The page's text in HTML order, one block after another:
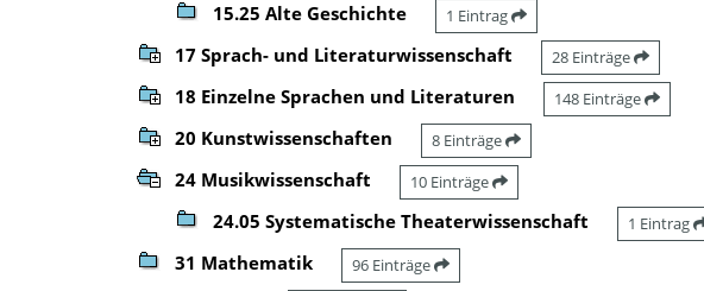
15.25 Alte Geschichte 1 Eintrag
17 Sprach- und Literaturwissenschaft 28 Einträge
18 Einzelne Sprachen und Literaturen 148 Einträge
20 Kunstwissenschaften 8 Einträge
24 Musikwissenschaft 10 Einträge
24.05 Systematische Theaterwissenschaft 1 Eintrag
31 Mathematik 96 Einträge